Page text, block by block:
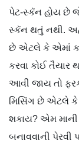
પેટ-સ્કૅન હોય છે
સ્કૅન થતું નથી.
છે એટલે કે એમાં
કરવા કોઈ તૈયાર
આવી જાય તો
મિસિંગ છે એટલે કે
શકાય? એમ
બનાવવાની પેરવી